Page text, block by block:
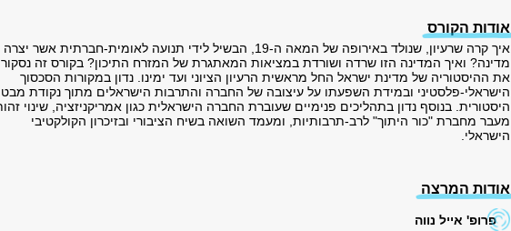
אודות הקורס
איך קרה שרעיון, שנולד באירופה של המאה ה-19, הבשיל לידי תנועה לאומית-חברתית אשר יצרה
מדינה? ואיך המדינה הזו שרדה ושורדת במציאות המאתגרת של המזרח התיכון? בקורס זה נסקור
את ההיסטוריה של מדינת ישראל החל מראשית הרעיון הציוני ועד ימינו. נדון במקורות הסכסוך
הישראלי-פלסטיני ובמידת השפעתו על עיצובה של החברה והתרבות הישראלים מתוך נקודת מבט
היסטורית. בנוסף נדון בתהליכים פנימיים שעוברת החברה הישראלית כגון אמריקניזציה, שינוי
מעבר מחברת "כור היתוך" לרב-תרבותיות, ומעמד השואה בשיח הציבורי ובזיכרון הקולקטיבי
הישראלי.
אודות המרצה
פרופ' אייל נווה